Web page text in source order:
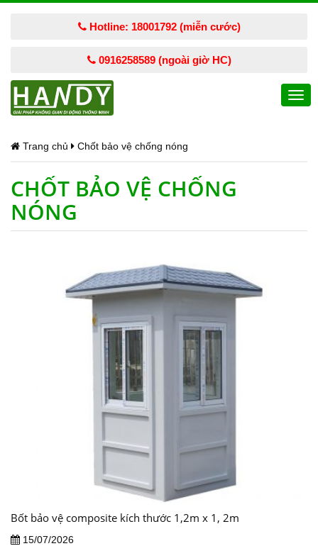
Hotline: 18001792 (miễn cước)
0916258589 (ngoài giờ HC)
Trang chủ Chốt bảo vệ chống nóng
CHỐT BẢO VỆ CHỐNG
NÓNG
Bốt bảo vệ composite kích thước 1,2m x 1, 2m
15/07/2026